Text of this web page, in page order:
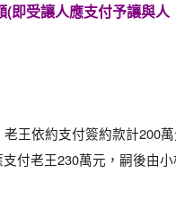
即受讓人應支付予讓與人
王依約支付簽約款計200萬
付老王230萬元，嗣後由